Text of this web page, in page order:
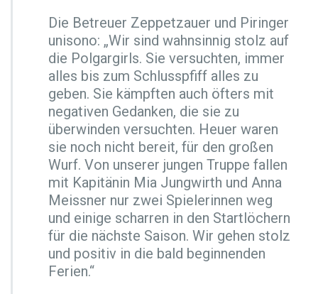
Die Betreuer Zeppetzauer und Piringer
unisono: „Wir sind wahnsinnig stolz auf
die Polgargirls. Sie versuchten, immer
alles bis zum Schlusspfiff alles zu
geben. Sie kämpften auch öfters mit
negativen Gedanken, die sie zu
überwinden versuchten. Heuer waren
sie noch nicht bereit, für den großen
Wurf. Von unserer jungen Truppe fallen
mit Kapitänin Mia Jungwirth und Anna
Meissner nur zwei Spielerinnen weg
und einige scharren in den Startlöchern
für die nächste Saison. Wir gehen stolz
und positiv in die bald beginnenden
Ferien.“